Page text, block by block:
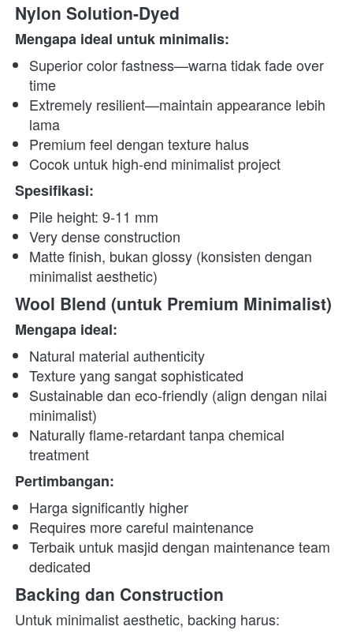
Nylon Solution-Dyed
Mengapa ideal untuk minimalis:
Superior color fastness—warna tidak fade over
time
Extremely resilient—maintain appearance lebih
lama
Premium feel dengan texture halus
Cocok untuk high-end minimalist project
Spesifikasi:
Pile height: 9-11 mm
Very dense construction
Matte finish, bukan glossy (konsisten dengan
minimalist aesthetic)
Wool Blend (untuk Premium Minimalist)
Mengapa ideal:
Natural material authenticity
Texture yang sangat sophisticated
Sustainable dan eco-friendly (align dengan nilai
minimalist)
Naturally flame-retardant tanpa chemical
treatment
Pertimbangan:
Harga significantly higher
Requires more careful maintenance
Terbaik untuk masjid dengan maintenance team
dedicated
Backing dan Construction
Untuk minimalist aesthetic, backing harus: